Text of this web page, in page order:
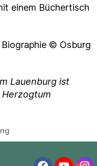
einem Büchertisch
© Osburg
Lauenburg ist